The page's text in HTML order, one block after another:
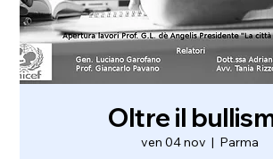
Oltre il
ven 04 nov
  |
Parma